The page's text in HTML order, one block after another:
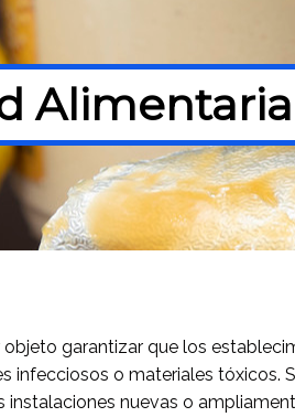
garantizar que los
infecciosos o materiales
nuevas o